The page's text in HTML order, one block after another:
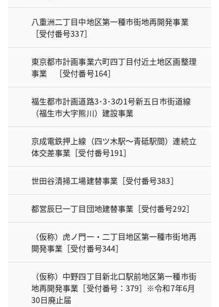
八重洲二丁目中地区第一種市街地再開発事業
［受付番号337］
東京都市計画事業六町四丁目付近土地区画整理
事業 ［受付番号164］
福生都市計画道路3･3･3の1号新五日市街道線
（福生市大字熊川）建設事業
京成電鉄押上線（四ツ木駅～青砥駅間）連続立
体交差事業［受付番号191］
世田谷清掃工場建替事業［受付番号383］
都営辰巳一丁目団地建替事業［受付番号292］
（仮称）虎ノ門一・二丁目地区第一種市街地再
開発事業［受付番号344］
（仮称）中野四丁目新北口駅前地区第一種市街
地再開発事業［受付番号：379］※令和7年6月
30日廃止届